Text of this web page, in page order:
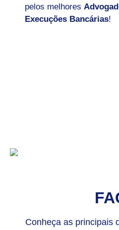
pelos melhores
Execuções Bancárias!
Conheça as principais